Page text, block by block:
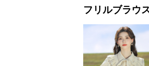
フリルブラウ